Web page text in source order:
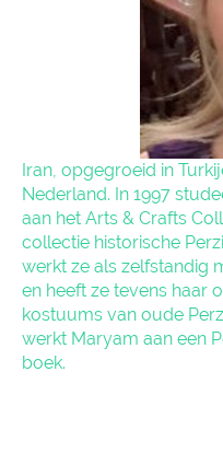
Iran, opgegroeid in
Nederland. In 1997
aan het Arts & Crafts
collectie historische
werkt ze als zelfstandig
en heeft ze tevens haar
kostuums van oude
werkt Maryam aan een
boek.